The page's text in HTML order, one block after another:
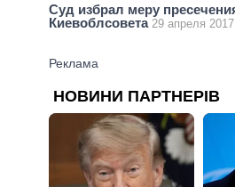
Суд избрал меру
Киевоблсовета 29 апреля